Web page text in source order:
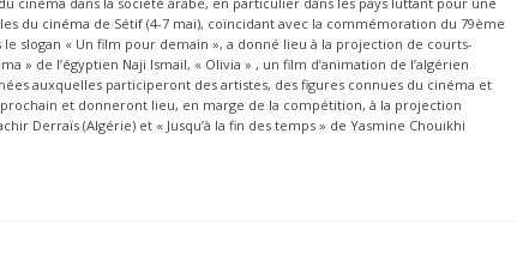
du cinéma de Sétif (4-7 mai), coïncidant avec la commémoration du 79ème
le slogan « Un film pour demain », a donné lieu à la projection de courts-
» de l’égyptien Naji Ismail, « Olivia » , un film d’animation de l’algérien
auxquelles participeront des artistes, des figures connues du cinéma et
et donneront lieu, en marge de la compétition, à la projection
Derraïs (Algérie) et « Jusqu’à la fin des temps » de Yasmine Chouikhi